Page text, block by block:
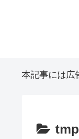
本記事には広
tmp